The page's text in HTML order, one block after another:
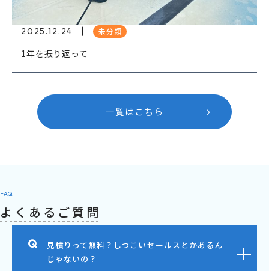
2025.12.24 未分類
1年を振り返って
一覧はこちら
FAQ
よくあるご質問
見積りって無料？しつこいセールスとかあるん
じゃないの？